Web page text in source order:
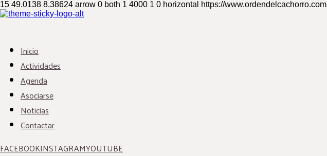
15 49.0138 8.38624 arrow 0 both 1 4000 1 0 horizontal https://www.ordendelcachorro.com
Inicio
Actividades
Agenda
Asociarse
Noticias
Contactar
FACEBOOKINSTAGRAMYOUTUBE